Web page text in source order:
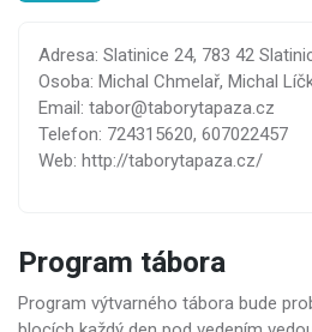
Adresa: Slatinice 24, 783 42
Osoba: Michal Chmelař, Michal
Email: tabor@taborytapaza.cz
Telefon: 724315620, 607022457
Web: http://taborytapaza.cz/
Program tábora
Program výtvarného tábora bude